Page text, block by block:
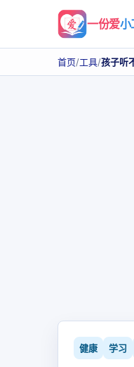
一份爱小
首页/工具/孩子听
健康 学习